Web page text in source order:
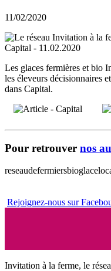
11/02/2020
Les glaces fermières et bio
les éleveurs décisionnaires
dans Capital.
Pour retrouver nos
reseaudefermiersbio
Rejoignez-nous sur
Invitation à la ferme, le